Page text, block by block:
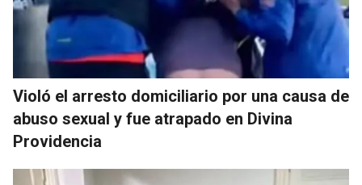
Violó el arresto domiciliario por una causa de
abuso sexual y fue atrapado en Divina
Providencia